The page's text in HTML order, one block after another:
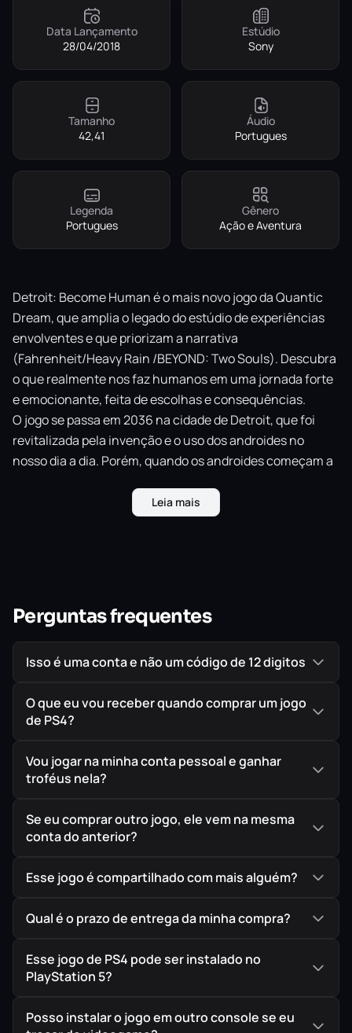
Data Lançamento
28/04/2018
Estúdio
Sony
Tamanho
42,41
Áudio
Portugues
Legenda
Portugues
Gênero
Ação e Aventura
Detroit: Become Human é o mais novo jogo da Quantic
Dream, que amplia o legado do estúdio de experiências
envolventes e que priorizam a narrativa
(Fahrenheit/Heavy Rain /BEYOND: Two Souls). Descubra
o que realmente nos faz humanos em uma jornada forte
e emocionante, feita de escolhas e consequências.
O jogo se passa em 2036 na cidade de Detroit, que foi
revitalizada pela invenção e o uso dos androides no
nosso dia a dia. Porém, quando os androides começam a
a fugir do controle. Assuma o papel dos três
protagonistas controláveis da história, cada um com
personagem, mas também o de toda a cidade (e pode ter
proporções ainda maiores)
Leia mais
Perguntas frequentes
Isso é uma conta e não um código de 12 digitos
O que eu vou receber quando comprar um jogo
de PS4?
Vou jogar na minha conta pessoal e ganhar
troféus nela?
Se eu comprar outro jogo, ele vem na mesma
conta do anterior?
Esse jogo é compartilhado com mais alguém?
Qual é o prazo de entrega da minha compra?
Esse jogo de PS4 pode ser instalado no
PlayStation 5?
Posso instalar o jogo em outro console se eu